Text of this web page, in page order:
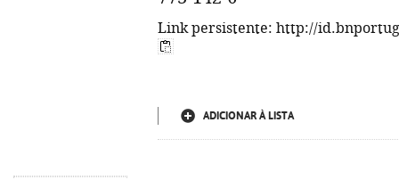
Link persistente: http://
ADICIONAR À LISTA